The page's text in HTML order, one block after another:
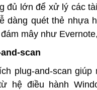
đủ lớn để xử lý các
dàng quét thẻ nhựa
mây như
scan
plug-and-scan giúp
hệ điều hành